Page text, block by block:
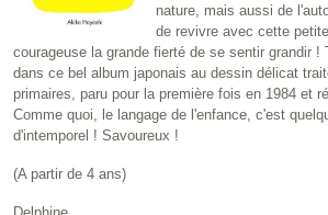
nature, mais aussi de
de revivre avec cette
courageuse la grande fierté de se sentir grandir !
dans ce bel album japonais au dessin délicat
primaires, paru pour la première fois en 1984 et
Comme quoi, le langage de l'enfance, c'est
d'intemporel ! Savoureux !
(A partir de 4 ans)